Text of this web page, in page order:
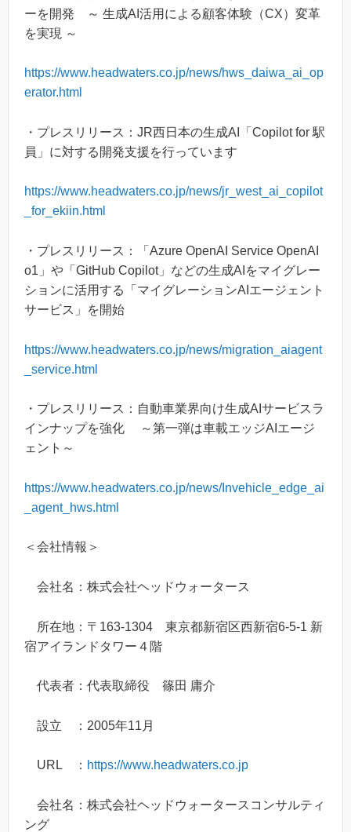
ーを開発 ～ 生成AI活用による顧客体験（CX）変革
を実現 ～
https://www.headwaters.co.jp/news/hws_daiwa_ai_op
erator.html
・プレスリリース：JR西日本の生成AI「Copilot for 駅
員」に対する開発支援を行っています
https://www.headwaters.co.jp/news/jr_west_ai_copilot
_for_ekiin.html
・プレスリリース：「Azure OpenAI Service OpenAI
o1」や「GitHub Copilot」などの生成AIをマイグレー
ションに活用する「マイグレーションAIエージェント
サービス」を開始
https://www.headwaters.co.jp/news/migration_aiagent
_service.html
・プレスリリース：自動車業界向け生成AIサービスラ
インナップを強化 ～第一弾は車載エッジAIエージ
ェント～
https://www.headwaters.co.jp/news/Invehicle_edge_ai
_agent_hws.html
＜会社情報＞
会社名：株式会社ヘッドウォータース
所在地：〒163-1304 東京都新宿区西新宿6-5-1 新
宿アイランドタワー４階
代表者：代表取締役 篠田 庸介
設立 ：2005年11月
URL ： https://www.headwaters.co.jp
会社名：株式会社ヘッドウォータースコンサルティ
ング